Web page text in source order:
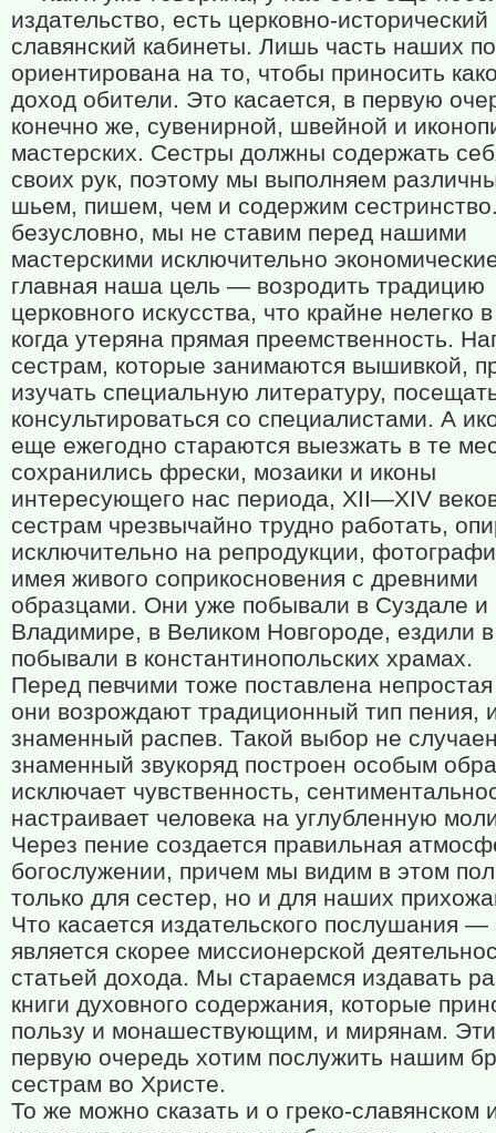
издательство, есть церковно-исторический
славянский кабинеты. Лишь часть наших
ориентирована на то, чтобы приносить
доход обители. Это касается, в первую
конечно же, сувенирной, швейной и
мастерских. Сестры должны содержать
своих рук, поэтому мы выполняем
шьем, пишем, чем и содержим
безусловно, мы не ставим перед нашими
мастерскими исключительно
главная наша цель — возродить традицию
церковного искусства, что крайне нелегко
когда утеряна прямая преемственность.
сестрам, которые занимаются вышивкой,
изучать специальную литературу,
консультироваться со специалистами. А
еще ежегодно стараются выезжать в те
сохранились фрески, мозаики и иконы
интересующего нас периода, XII—XIV
сестрам чрезвычайно трудно работать,
исключительно на репродукции,
имея живого соприкосновения с древними
образцами. Они уже побывали в Суздале и
Владимире, в Великом Новгороде, ездили
побывали в константинопольских храмах.
Перед певчими тоже поставлена
они возрождают традиционный тип пения,
знаменный распев. Такой выбор не
знаменный звукоряд построен особым
исключает чувственность,
настраивает человека на углубленную
Через пение создается правильная
богослужении, причем мы видим в этом
только для сестер, но и для наших
Что касается издательского послушания —
является скорее миссионерской
статьей дохода. Мы стараемся издавать
книги духовного содержания, которые
пользу и монашествующим, и мирянам.
первую очередь хотим послужить нашим
сестрам во Христе.
То же можно сказать и о греко-славянском